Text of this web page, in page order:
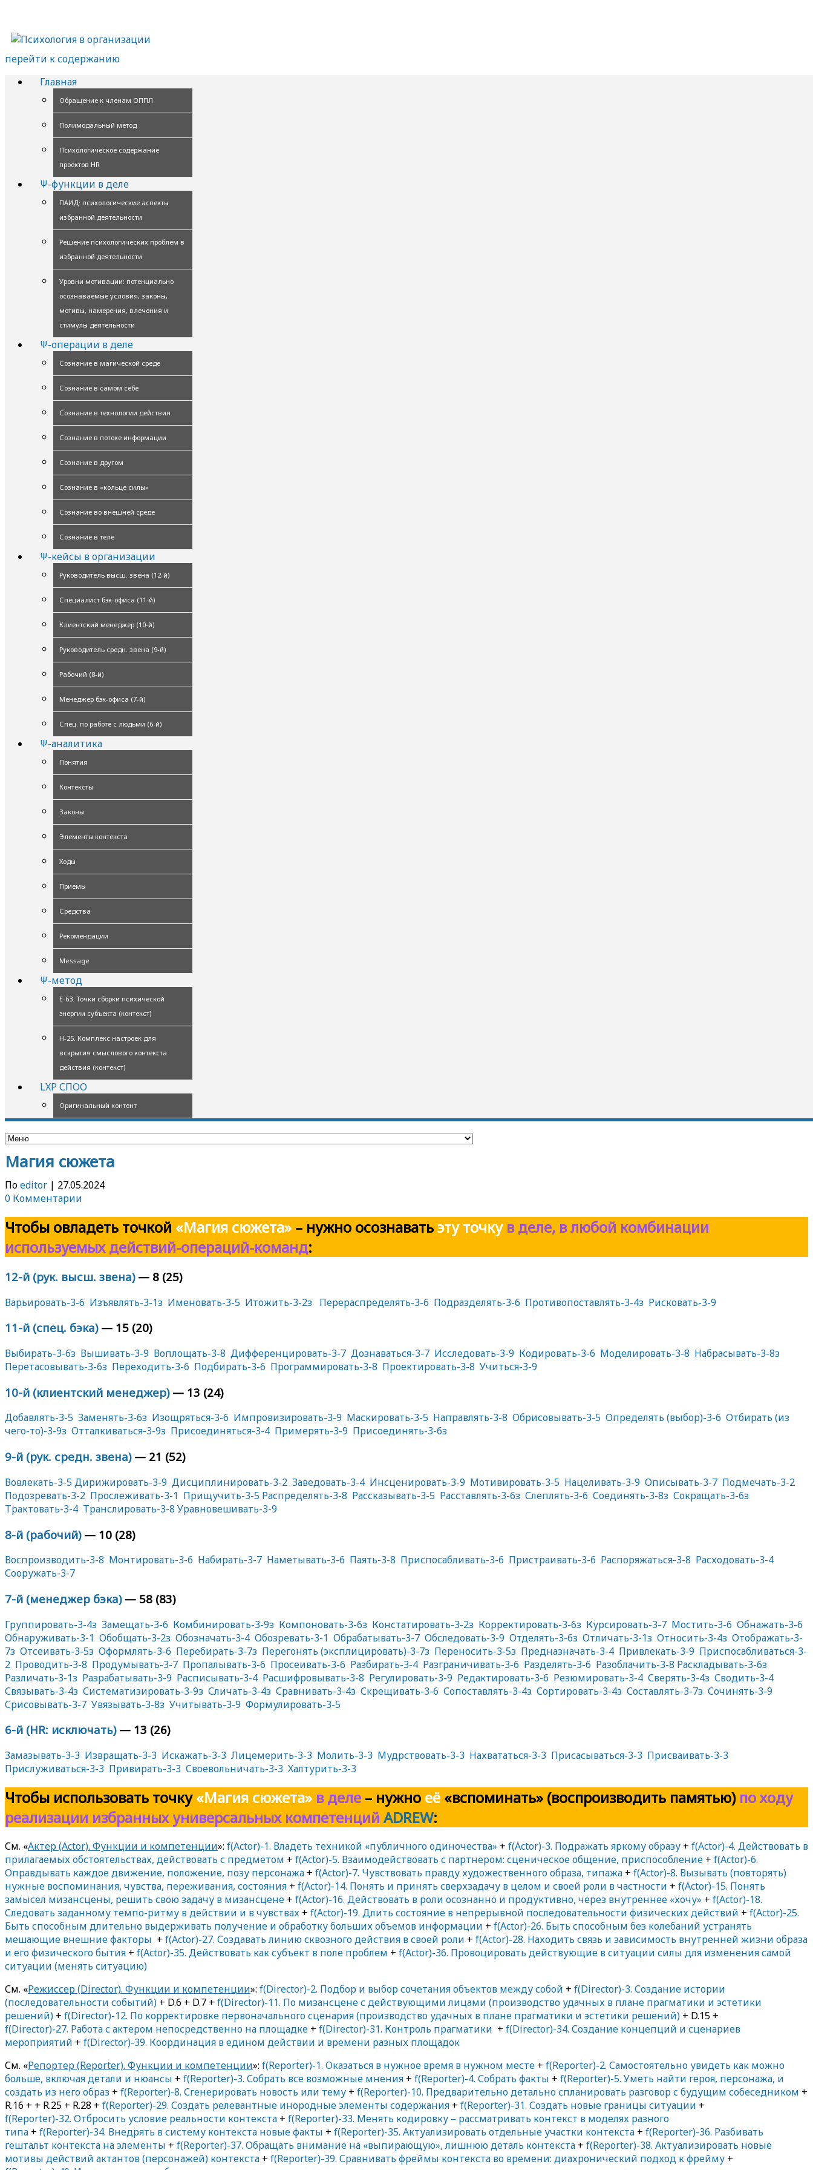
перейти к содержанию
Главная
Обращение к членам ОППЛ
Полимодальный метод
Психологическое содержание
проектов HR
Ψ-функции в деле
ПАИД: психологические аспекты
избранной деятельности
Решение психологических проблем в
избранной деятельности
Уровни мотивации: потенциально
осознаваемые условия, законы,
мотивы, намерения, влечения и
стимулы деятельности
Ψ-операции в деле
Сознание в магической среде
Сознание в самом себе
Сознание в технологии действия
Сознание в потоке информации
Сознание в другом
Сознание в «кольце силы»
Сознание во внешней среде
Сознание в теле
Ψ-кейсы в организации
Руководитель высш. звена (12-й)
Специалист бэк-офиса (11-й)
Клиентский менеджер (10-й)
Руководитель средн. звена (9-й)
Рабочий (8-й)
Менеджер бэк-офиса (7-й)
Спец. по работе с людьми (6-й)
Ψ-аналитика
Понятия
Контексты
Законы
Элементы контекста
Ходы
Приемы
Средства
Рекомендации
Message
Ψ-метод
Е-63. Точки сборки психической
энергии субъекта (контекст)
Н-25. Комплекс настроек для
вскрытия смыслового контекста
действия (контекст)
LXP СПОО
Оригинальный контент
Магия сюжета
Поeditor | 27.05.2024
0 Комментарии
Чтобы овладеть точкой «Магия сюжета» – нужно осознаватьэту точкув деле, в любой комбинации
используемых действий-операций-команд:
12-й (рук. высш. звена)— 8 (25)
Варьировать-3-6 Изъявлять-3-1з Именовать-3-5 Итожить-3-2з Перераспределять-3-6 Подразделять-3-6 Противопоставлять-3-4з Рисковать-3-9
11-й (спец. бэка)— 15 (20)
Выбирать-3-6з Вышивать-3-9 Воплощать-3-8 Дифференцировать-3-7 Дознаваться-3-7 Исследовать-3-9 Кодировать-3-6 Моделировать-3-8 Набрасывать-3-8з
Перетасовывать-3-6з Переходить-3-6 Подбирать-3-6 Программировать-3-8 Проектировать-3-8 Учиться-3-9
10-й (клиентский менеджер)— 13 (24)
Добавлять-3-5 Заменять-3-6з Изощряться-3-6 Импровизировать-3-9 Маскировать-3-5 Направлять-3-8 Обрисовывать-3-5 Определять (выбор)-3-6 Отбирать (из
чего-то)-3-9з Отталкиваться-3-9з Присоединяться-3-4 Примерять-3-9 Присоединять-3-6з
9-й (рук. средн. звена)— 21 (52)
Вовлекать-3-5Дирижировать-3-9 Дисциплинировать-3-2 Заведовать-3-4 Инсценировать-3-9 Мотивировать-3-5 Нацеливать-3-9 Описывать-3-7 Подмечать-3-2
Подозревать-3-2 Прослеживать-3-1 Прищучить-3-5 Распределять-3-8 Рассказывать-3-5 Расставлять-3-6з Слеплять-3-6 Соединять-3-8з Сокращать-3-6з
Трактовать-3-4 Транслировать-3-8 Уравновешивать-3-9
8-й (рабочий)— 10 (28)
Воспроизводить-3-8 Монтировать-3-6 Набирать-3-7 Наметывать-3-6 Паять-3-8 Приспосабливать-3-6 Пристраивать-3-6 Распоряжаться-3-8 Расходовать-3-4
Сооружать-3-7
7-й (менеджер бэка)— 58 (83)
Группировать-3-4з Замещать-3-6 Комбинировать-3-9з Компоновать-3-6з Констатировать-3-2з Корректировать-3-6з Курсировать-3-7 Мостить-3-6 Обнажать-3-6
Обнаруживать-3-1 Обобщать-3-2з Обозначать-3-4 Обозревать-3-1 Обрабатывать-3-7 Обследовать-3-9 Отделять-3-6з Отличать-3-1з Относить-3-4з Отображать-3-
7з Отсеивать-3-5з Оформлять-3-6 Перебирать-3-7з Перегонять (эксплицировать)-3-7з Переносить-3-5з Предназначать-3-4 Привлекать-3-9 Приспосабливаться-3-
2 Проводить-3-8 Продумывать-3-7 Пропалывать-3-6 Просеивать-3-6 Разбирать-3-4 Разграничивать-3-6 Разделять-3-6 Разоблачить-3-8 Раскладывать-3-6з
Различать-3-1з Разрабатывать-3-9 Расписывать-3-4 Расшифровывать-3-8 Регулировать-3-9 Редактировать-3-6 Резюмировать-3-4 Сверять-3-4з Сводить-3-4
Связывать-3-4з Систематизировать-3-9з Сличать-3-4з Сравнивать-3-4з Скрещивать-3-6 Сопоставлять-3-4з Сортировать-3-4з Составлять-3-7з Сочинять-3-9
Срисовывать-3-7 Увязывать-3-8з Учитывать-3-9 Формулировать-3-5
6-й (HR: исключать)— 13 (26)
Замазывать-3-3 Извращать-3-3 Искажать-3-3 Лицемерить-3-3 Молить-3-3 Мудрствовать-3-3 Нахвататься-3-3 Присасываться-3-3 Присваивать-3-3
Прислуживаться-3-3 Привирать-3-3 Своевольничать-3-3 Халтурить-3-3
Чтобы использовать точку«Магия сюжета» в деле – нужно её «вспоминать» (воспроизводить памятью) по ходу
реализации избранных универсальных компетенций ADREW:
См. «Актер (Actor). Функции и компетенции»: f(Actor)-1. Владеть техникой «публичного одиночества» + f(Actor)-3. Подражать яркому образу + f(Actor)-4. Действовать в
прилагаемых обстоятельствах, действовать с предметом + f(Actor)-5. Взаимодействовать с партнером: сценическое общение, приспособление + f(Actor)-6.
Оправдывать каждое движение, положение, позу персонажа + f(Actor)-7. Чувствовать правду художественного образа, типажа + f(Actor)-8. Вызывать (повторять)
нужные воспоминания, чувства, переживания, состояния + f(Actor)-14. Понять и принять сверхзадачу в целом и своей роли в частности + f(Actor)-15. Понять
замысел мизансцены, решить свою задачу в мизансцене + f(Actor)-16. Действовать в роли осознанно и продуктивно, через внутреннее «хочу» + f(Actor)-18.
Следовать заданному темпо-ритму в действии и в чувствах + f(Actor)-19. Длить состояние в непрерывной последовательности физических действий + f(Actor)-25.
Быть способным длительно выдерживать получение и обработку больших объемов информации + f(Actor)-26. Быть способным без колебаний устранять
мешающие внешние факторы + f(Actor)-27. Создавать линию сквозного действия в своей роли + f(Actor)-28. Находить связь и зависимость внутренней жизни образа
и его физического бытия + f(Actor)-35. Действовать как субъект в поле проблем + f(Actor)-36. Провоцировать действующие в ситуации силы для изменения самой
ситуации (менять ситуацию)
См. «Режиссер (Director). Функции и компетенции»: f(Director)-2. Подбор и выбор сочетания объектов между собой + f(Director)-3. Создание истории
(последовательности событий) + D.6 + D.7 + f(Director)-11. По мизансцене с действующими лицами (производство удачных в плане прагматики и эстетики
решений) + f(Director)-12. По корректировке первоначального сценария (производство удачных в плане прагматики и эстетики решений) + D.15 +
f(Director)-27. Работа с актером непосредственно на площадке + f(Director)-31. Контроль прагматики + f(Director)-34. Создание концепций и сценариев
мероприятий + f(Director)-39. Координация в едином действии и времени разных площадок
См. «Репортер (Reporter). Функции и компетенции»: f(Reporter)-1. Оказаться в нужное время в нужном месте + f(Reporter)-2. Самостоятельно увидеть как можно
больше, включая детали и нюансы + f(Reporter)-3. Собрать все возможные мнения + f(Reporter)-4. Собрать факты + f(Reporter)-5. Уметь найти героя, персонажа, и
создать из него образ + f(Reporter)-8. Сгенерировать новость или тему + f(Reporter)-10. Предварительно детально спланировать разговор с будущим собеседником +
R.16 + + R.25 + R.28 + f(Reporter)-29. Создать релевантные инородные элементы содержания + f(Reporter)-31. Создать новые границы ситуации +
f(Reporter)-32. Отбросить условие реальности контекста + f(Reporter)-33. Менять кодировку – рассматривать контекст в моделях разного
типа + f(Reporter)-34. Внедрять в систему контекста новые факты + f(Reporter)-35. Актуализировать отдельные участки контекста + f(Reporter)-36. Разбивать
гештальт контекста на элементы + f(Reporter)-37. Обращать внимание на «выпирающую», лишнюю деталь контекста + f(Reporter)-38. Актуализировать новые
мотивы действий актантов (персонажей) контекста + f(Reporter)-39. Сравнивать фреймы контекста во времени: диахронический подход к фрейму +